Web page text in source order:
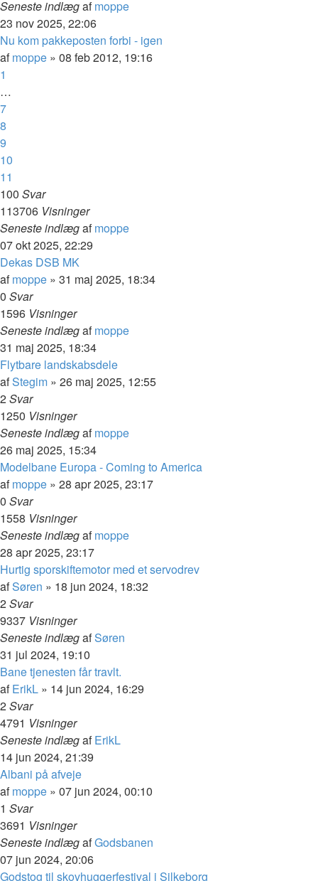
Seneste indlægafmoppe
23 nov 2025, 22:06
Nu kom pakkeposten forbi - igen
afmoppe » 08 feb 2012, 19:16
1
…
7
8
9
10
11
100 Svar
113706 Visninger
Seneste indlægafmoppe
07 okt 2025, 22:29
Dekas DSB MK
afmoppe » 31 maj 2025, 18:34
0 Svar
1596 Visninger
Seneste indlægafmoppe
31 maj 2025, 18:34
Flytbare landskabsdele
afStegim » 26 maj 2025, 12:55
2Svar
1250 Visninger
Seneste indlægafmoppe
26 maj 2025, 15:34
Modelbane Europa - Coming to America
afmoppe » 28 apr 2025, 23:17
0 Svar
1558 Visninger
Seneste indlægafmoppe
28 apr 2025, 23:17
Hurtig sporskiftemotor med et servodrev
afSøren » 18 jun 2024, 18:32
2Svar
9337 Visninger
Seneste indlægafSøren
31 jul 2024, 19:10
Bane tjenesten får travlt.
afErikL » 14 jun 2024, 16:29
2Svar
4791 Visninger
Seneste indlægafErikL
14 jun 2024, 21:39
Albani på afveje
afmoppe » 07 jun 2024, 00:10
1 Svar
3691 Visninger
Seneste indlægafGodsbanen
07 jun 2024, 20:06
Godstog til skovhuggerfestival i Silkeborg